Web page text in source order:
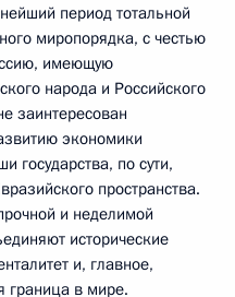
период тотальной
миропорядка, с честью
имеющую
народа и Российского
заинтересован
экономики
государства, по сути,
пространства.
и неделимой
исторические
и, главное,
граница в мире.